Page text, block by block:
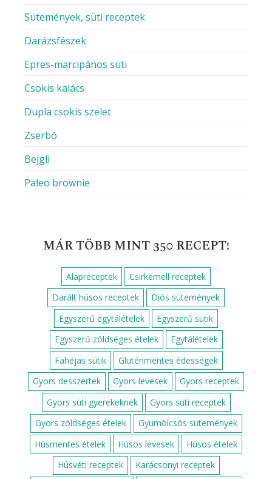
Sütemények, süti receptek
Darázsfészek
Epres-marcipános süti
Csokis kalács
Dupla csokis szelet
Zserbó
Bejgli
Paleo brownie
MÁR TÖBB MINT 350 RECEPT!
Alapreceptek
Csirkemell receptek
Darált húsos receptek
Diós sütemények
Egyszerű egytálételek
Egyszerű sütik
Egyszerű zöldséges ételek
Egytálételek
Fahéjas sütik
Gluténmentes édességek
Gyors desszertek
Gyors levesek
Gyors receptek
Gyors süti gyerekeknek
Gyors süti receptek
Gyors zöldséges ételek
Gyümölcsös sütemények
Húsmentes ételek
Húsos levesek
Húsos ételek
Húsvéti receptek
Karácsonyi receptek